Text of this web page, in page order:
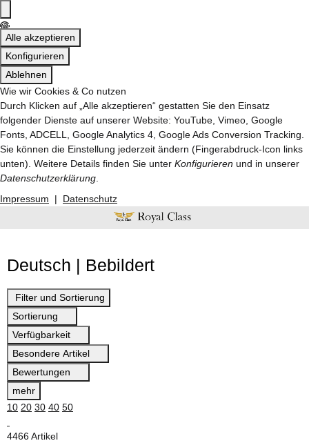
Alle akzeptieren
Konfigurieren
Ablehnen
Wie wir Cookies & Co nutzen
Durch Klicken auf „Alle akzeptieren“ gestatten Sie den Einsatz
folgender Dienste auf unserer Website: YouTube, Vimeo, Google
Fonts, ADCELL, Google Analytics 4, Google Ads Conversion Tracking.
Sie können die Einstellung jederzeit ändern (Fingerabdruck-Icon links
unten). Weitere Details finden Sie unter Konfigurieren und in unserer
Datenschutzerklärung
Impressum
| Datenschutz
Deutsch | Bebildert
Filter und Sortierung
Sortierung
Verfügbarkeit
Besondere Artikel
Bewertungen
mehr
10 20 30 40 50
4466 Artikel